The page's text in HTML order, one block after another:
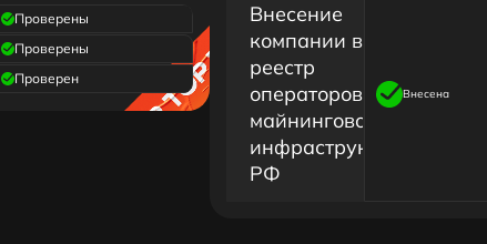
Проверены
Проверены
Проверен
Внесение
компании в
реестр
операторов
майнинговой
инфраструктуры
РФ
Внесена